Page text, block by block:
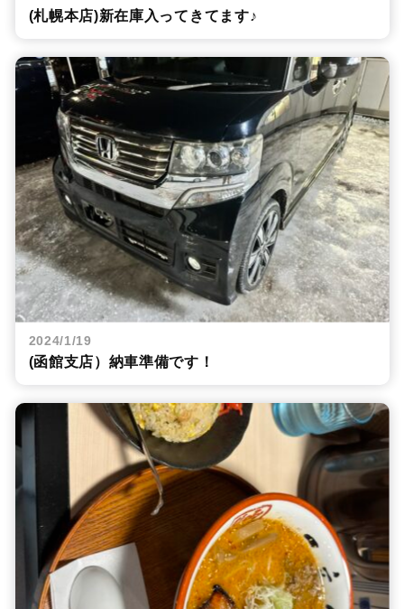
(札幌本店)新在庫入ってきてます♪
2024/1/19
(函館支店）納車準備です！